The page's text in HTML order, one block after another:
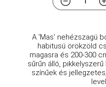
A 'Mas' nehézszagú
habitusú örökzöld
magasra és 200-300
sűrűn álló,
színűek és